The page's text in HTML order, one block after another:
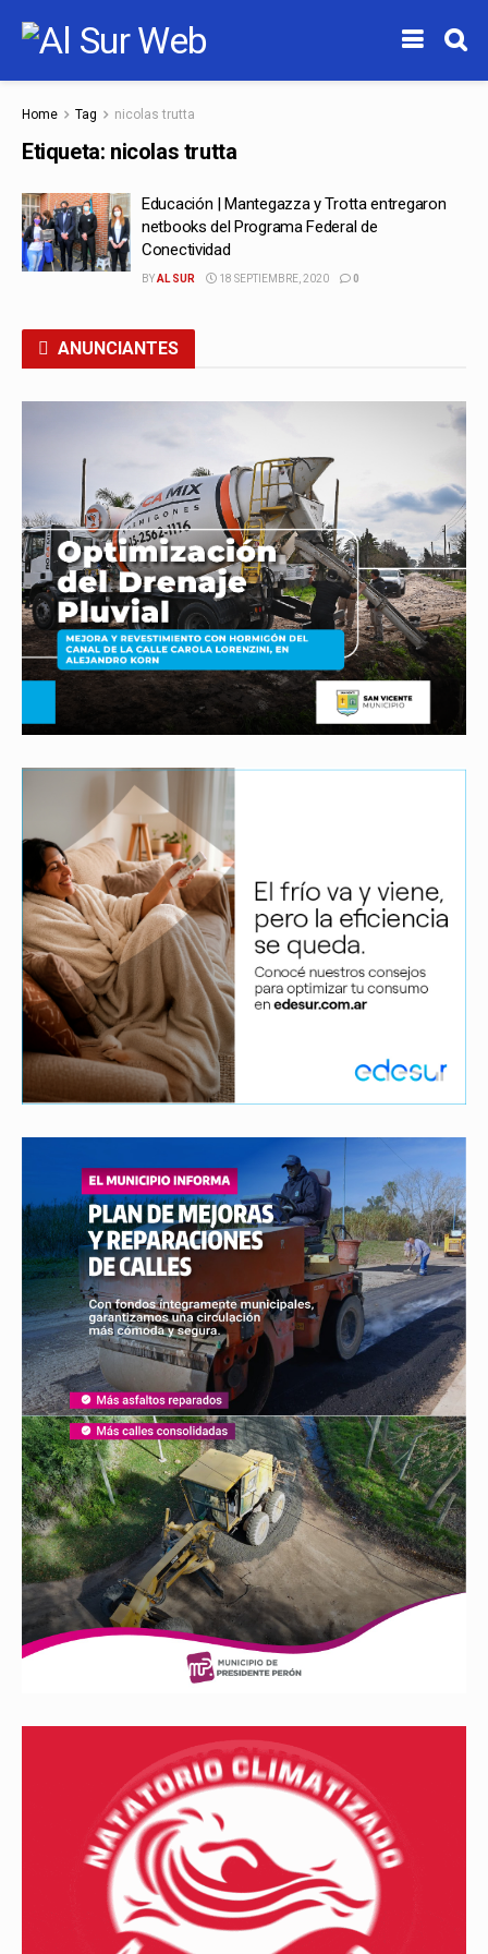
Home Tag nicolas trutta
Etiqueta: nicolas trutta
Educación | Mantegazza y Trotta entregaron
netbooks del Programa Federal de
Conectividad
BYAL SUR 18 SEPTIEMBRE, 2020 0
ANUNCIANTES